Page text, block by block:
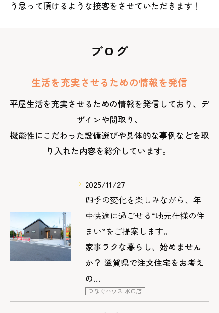
う思って頂けるような接客をさせていただきます！
生活を充実させるための情報を発信
ブログ
平屋生活を充実させるための情報を発信しており、デ
ザインや間取り、
機能性にこだわった設備選びや具体的な事例などを取
り入れた内容を紹介しています。
2025/11/27
四季の変化を楽しみながら、年
中快適に過ごせる“地元仕様の住
まい”をご提案します。
家事ラクな暮らし、始めません
か？ 滋賀県で注文住宅をお考え
の…
つなぐハウス 水口店